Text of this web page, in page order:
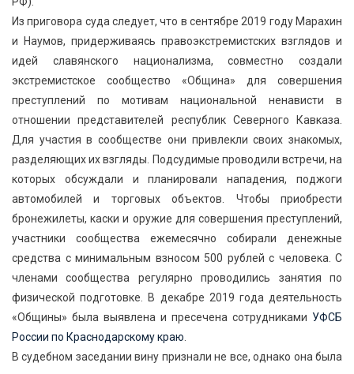
Из приговора суда следует, что в сентябре 2019 году Марахин
и Наумов, придерживаясь правоэкстремистских взглядов и
идей славянского национализма, совместно создали
экстремистское сообщество «Община» для совершения
преступлений по мотивам национальной ненависти в
отношении представителей республик Северного Кавказа.
Для участия в сообществе они привлекли своих знакомых,
разделяющих их взгляды. Подсудимые проводили встречи, на
которых обсуждали и планировали нападения, поджоги
автомобилей и торговых объектов. Чтобы приобрести
бронежилеты, каски и оружие для совершения преступлений,
участники сообщества ежемесячно собирали денежные
средства с минимальным взносом 500 рублей с человека. С
членами сообщества регулярно проводились занятия по
физической подготовке. В декабре 2019 года деятельность
«Общины» была выявлена и пресечена сотрудниками УФСБ
России по Краснодарскому краю
В судебном заседании вину признали не все, однако она была